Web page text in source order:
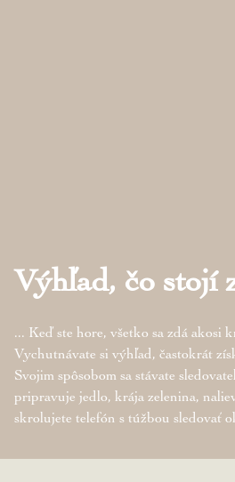
Výhľad, čo stojí
... Keď ste hore, všetko sa zdá akosi
Vychutnávate si výhľad, častokrát
Svojim spôsobom sa stávate
pripravuje jedlo, krája zelenina,
skrolujete telefón s túžbou sledovať